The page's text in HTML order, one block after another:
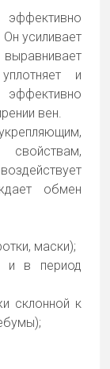
усиливает
и
вен.
свойствам,
обмен
маски);
и в период
склонной к